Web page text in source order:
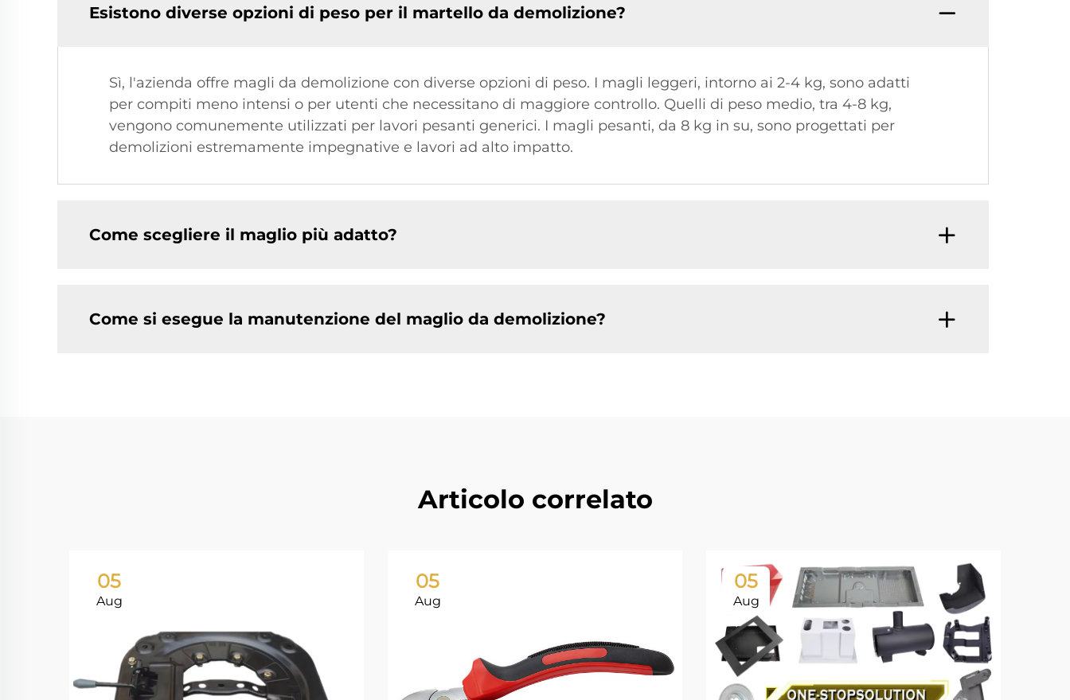
Esistono diverse opzioni di peso per il martello da demolizione?
Sì, l'azienda offre magli da demolizione con diverse opzioni di peso. I magli leggeri, intorno ai 2-4 kg, sono adatti
per compiti meno intensi o per utenti che necessitano di maggiore controllo. Quelli di peso medio, tra 4-8 kg,
vengono comunemente utilizzati per lavori pesanti generici. I magli pesanti, da 8 kg in su, sono progettati per
demolizioni estremamente impegnative e lavori ad alto impatto.
Come scegliere il maglio più adatto?
Come si esegue la manutenzione del maglio da demolizione?
Articolo correlato
05
Aug
05
Aug
05
Aug